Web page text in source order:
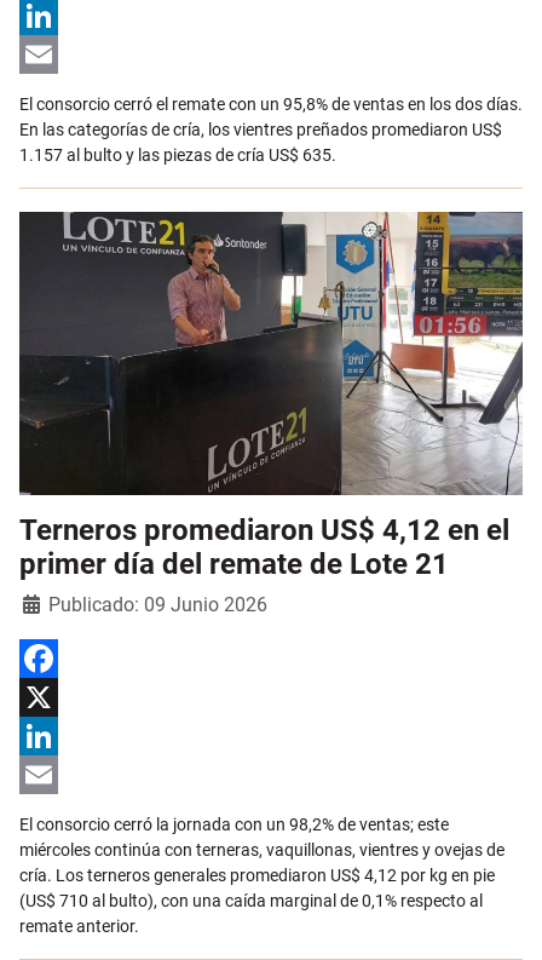
X
LinkedIn
Email
El consorcio cerró el remate con un 95,8% de ventas en los dos días.
En las categorías de cría, los vientres preñados promediaron US$
1.157 al bulto y las piezas de cría US$ 635.
Terneros promediaron US$ 4,12 en el
primer día del remate de Lote 21
Detalles
Publicado: 09 Junio 2026
Facebook
X
LinkedIn
Email
El consorcio cerró la jornada con un 98,2% de ventas; este
miércoles continúa con terneras, vaquillonas, vientres y ovejas de
cría. Los terneros generales promediaron US$ 4,12 por kg en pie
(US$ 710 al bulto), con una caída marginal de 0,1% respecto al
remate anterior.